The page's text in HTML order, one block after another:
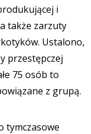
i
także zarzuty
Ustalono,
przestępczej
75 osób to
z grupą.
tymczasowe